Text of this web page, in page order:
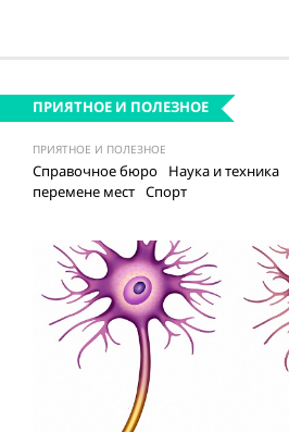
ПРИЯТНОЕ И ПОЛЕЗНОЕ
ПРИЯТНОЕ И ПОЛЕЗНОЕ
Справочное бюро Наука и техника
перемене мест Спорт